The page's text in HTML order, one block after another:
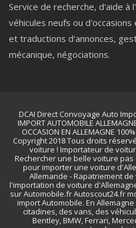
Service de recherche, d'aide
véhicules neufs ou d'occasions
et traductions d'annonces,
mécanique, négociations.
DCAI Direct Convoyage Auto
IMPORT AUTOMOBILE
OCCASION EN ALLEMAGNE
Copyright 2018 Tous droits
voiture ! Importateur de
Rechercher une belle voiture
pour importer une voiture
Allemande - Rapatriement
l'importation de voiture
sur Automobile.fr Autoscout24.fr
import Automobile. En
citadines, des vans, des
Bentley, BMW, Ferrari,